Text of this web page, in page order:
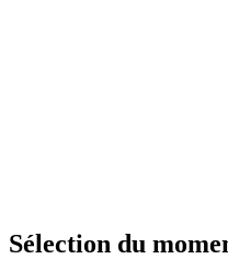
Sélection du